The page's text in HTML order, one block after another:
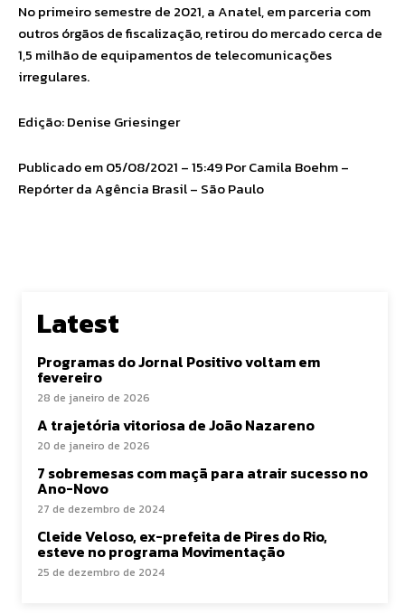
No primeiro semestre de 2021, a Anatel, em parceria com
outros órgãos de fiscalização, retirou do mercado cerca de
1,5 milhão de equipamentos de telecomunicações
irregulares.
Edição: Denise Griesinger
Publicado em 05/08/2021 – 15:49 Por Camila Boehm –
Repórter da Agência Brasil – São Paulo
Latest
Programas do Jornal Positivo voltam em
fevereiro
28 de janeiro de 2026
A trajetória vitoriosa de João Nazareno
20 de janeiro de 2026
7 sobremesas com maçã para atrair sucesso no
Ano-Novo
27 de dezembro de 2024
Cleide Veloso, ex-prefeita de Pires do Rio,
esteve no programa Movimentação
25 de dezembro de 2024